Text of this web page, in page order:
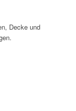
Decke und